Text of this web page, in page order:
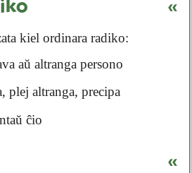
«
kiel ordinara radiko:
aŭ altranga persono
plej altranga, precipa
ĉio
«